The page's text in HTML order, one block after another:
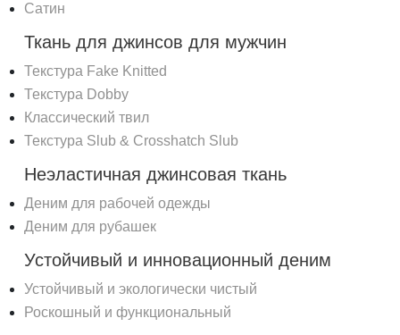
Сатин
Ткань для джинсов для мужчин
Текстура Fake Knitted
Текстура Dobby
Классический твил
Текстура Slub & Crosshatch Slub
Неэластичная джинсовая ткань
Деним для рабочей одежды
Деним для рубашек
Устойчивый и инновационный деним
Устойчивый и экологически чистый
Роскошный и функциональный